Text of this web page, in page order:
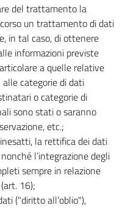
del trattamento la
un trattamento di dati
in tal caso, di ottenere
informazioni previste
a quelle relative
categorie di dati
o categorie di
sono stati o saranno
etc.;
la rettifica dei dati
l’integrazione degli
sempre in relazione
16);
("diritto all’oblio"),